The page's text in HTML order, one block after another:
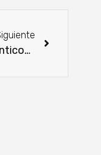
Plan Anticontrabando 2025 con un enfoque interinstitucional